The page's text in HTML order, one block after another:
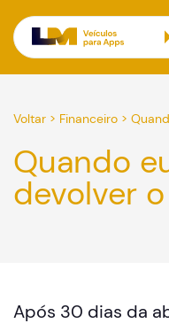
Voltar > Financeiro >
Quando
devolver
Após 30 dias da